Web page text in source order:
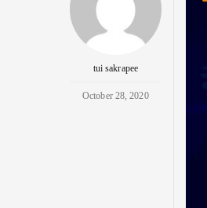
tui sakrapee
October 28, 2020